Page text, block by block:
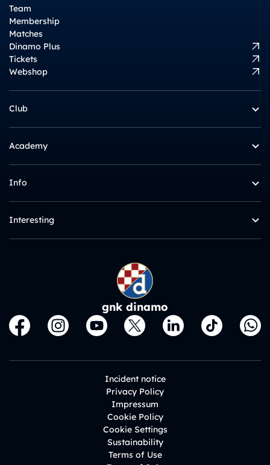
Team
Membership
Matches
Dinamo Plus
Tickets
Webshop
Club
Academy
Info
Interesting
gnk dinamo
Incident notice
Privacy Policy
Impressum
Cookie Policy
Cookie Settings
Sustainability
Terms of Use